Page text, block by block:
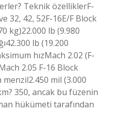
Teknik özelliklerF-
32, 42, 52F-16E/F Block
kg)22.000 lb (9.980
lb (19.200
hızMach 2.02 (F-
2.05 F-16 Block
mil (3.000
350, ancak bu füzenin
hükümeti tarafından